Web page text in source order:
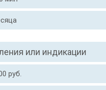
или индикации
руб.